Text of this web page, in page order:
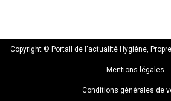
Copyright © Portail de l'actualité Hygiène,
Mentions légales
Conditions générales de